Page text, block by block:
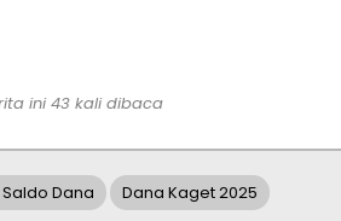
ini 43 kali dibaca
Dana Dana Kaget 2025